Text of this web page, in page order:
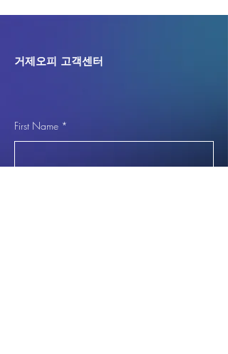
거제오피 고객센터
First Name *